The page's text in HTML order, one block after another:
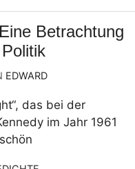
Betrachtung
EDWARD
das bei der
im Jahr 1961